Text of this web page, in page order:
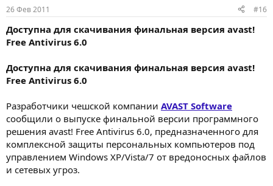
26 Фев 2011 #16
Доступна для скачивания финальная версия avast!
Free Antivirus 6.0
Доступна для скачивания финальная версия avast!
Free Antivirus 6.0
Разработчики чешской компании AVAST Software
сообщили о выпуске финальной версии программного
решения avast! Free Antivirus 6.0, предназначенного для
комплексной защиты персональных компьютеров под
управлением Windows XP/Vista/7 от вредоносных файлов
и сетевых угроз.